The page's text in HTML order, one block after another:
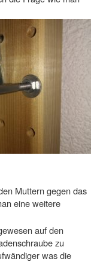
Muttern gegen das
eine weitere
auf den
zu
was die